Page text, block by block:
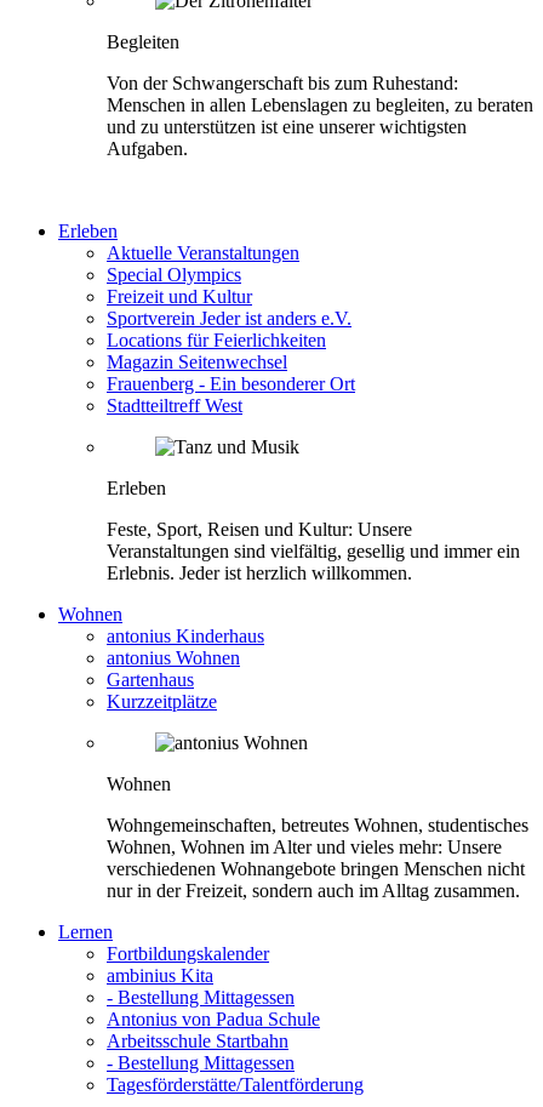
Begleiten
Von der Schwangerschaft bis zum Ruhestand:
Menschen in allen Lebenslagen zu begleiten, zu beraten
und zu unterstützen ist eine unserer wichtigsten
Aufgaben.
Erleben
Aktuelle Veranstaltungen
Special Olympics
Freizeit und Kultur
Sportverein Jeder ist anders e.V.
Locations für Feierlichkeiten
Magazin Seitenwechsel
Frauenberg - Ein besonderer Ort
Stadtteiltreff West
Erleben
Feste, Sport, Reisen und Kultur: Unsere
Veranstaltungen sind vielfältig, gesellig und immer ein
Erlebnis. Jeder ist herzlich willkommen.
Wohnen
antonius Kinderhaus
antonius Wohnen
Gartenhaus
Kurzzeitplätze
Wohnen
Wohngemeinschaften, betreutes Wohnen, studentisches
Wohnen, Wohnen im Alter und vieles mehr: Unsere
verschiedenen Wohnangebote bringen Menschen nicht
nur in der Freizeit, sondern auch im Alltag zusammen.
Lernen
Fortbildungskalender
ambinius Kita
- Bestellung Mittagessen
Antonius von Padua Schule
Arbeitsschule Startbahn
- Bestellung Mittagessen
Tagesförderstätte/Talentförderung